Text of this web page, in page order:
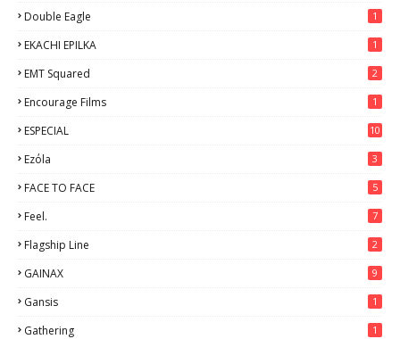
Double Eagle 1
EKACHI EPILKA 1
EMT Squared 2
Encourage Films 1
ESPECIAL
10
Ezόla 3
FACE TO FACE 5
Feel. 7
Flagship Line 2
GAINAX 9
Gansis 1
Gathering 1